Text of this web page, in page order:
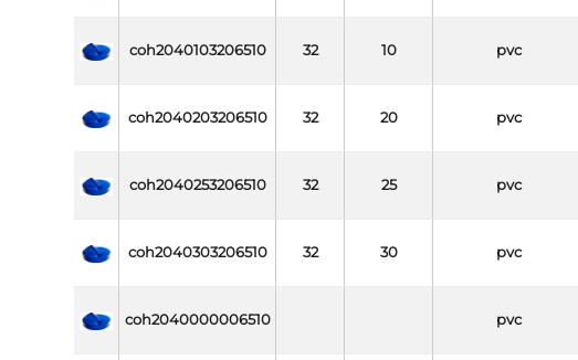
coh2040103206510 32 10 pvc
coh2040203206510 32 20 pvc
coh2040253206510 32 25 pvc
coh2040303206510 32 30 pvc
coh2040000006510 pvc